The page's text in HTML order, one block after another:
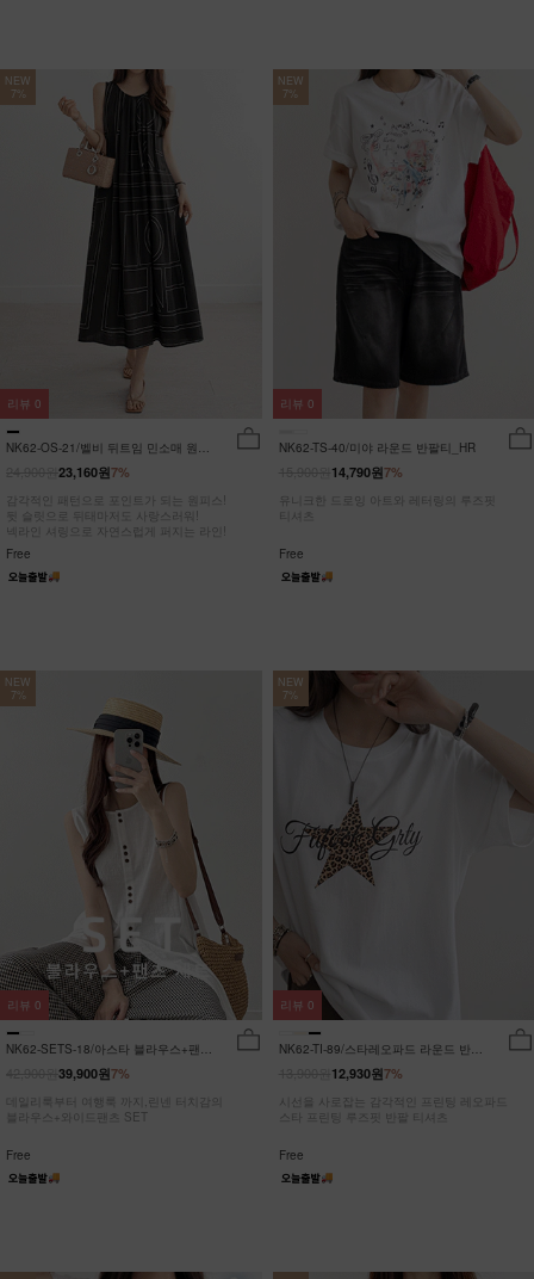
NEW
7%
NK62-OS-21/벨비 뒤트임 민소매 원피
7%
23,160원
감각적인 패턴으로 포인트가 되는 원피스!
뒷 슬릿으로 뒤태마저도 사랑스러워!
넥라인 셔링으로 자연스럽게 퍼지는 라인!
Free
리뷰 0
NEW
7%
NK62-TS-40/미야 라운드 반팔티_HR
7%
14,790원
유니크한 드로잉 아트와 레터링의 루즈핏
티셔츠
Free
리뷰 0
NEW
7%
NK62-SETS-18/아스타 블라우스+팬츠
7%
39,900원
데일리룩부터 여행룩 까지,린넨 터치감의
블라우스+와이드팬츠 SET
Free
리뷰 0
NEW
7%
NK62-TI-89/스타레오파드 라운드 반팔
7%
12,930원
시선을 사로잡는 감각적인 프린팅 레오파드
스타 프린팅 루즈핏 반팔 티셔츠
Free
리뷰 0